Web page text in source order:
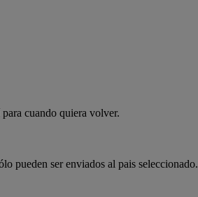
cuando quiera volver.
pueden ser enviados al pais seleccionado.